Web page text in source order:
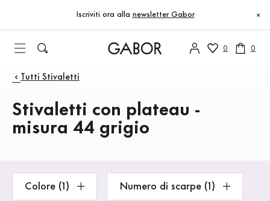
Vai al contenuto principale
Vai alla navigazione principale
Iscriviti ora alla newsletter Gabor ×
0 0
Prodotti
Tutti Stivaletti
Stivaletti con plateau -
misura 44 grigio
Colore (1) Numero di scarpe (1)